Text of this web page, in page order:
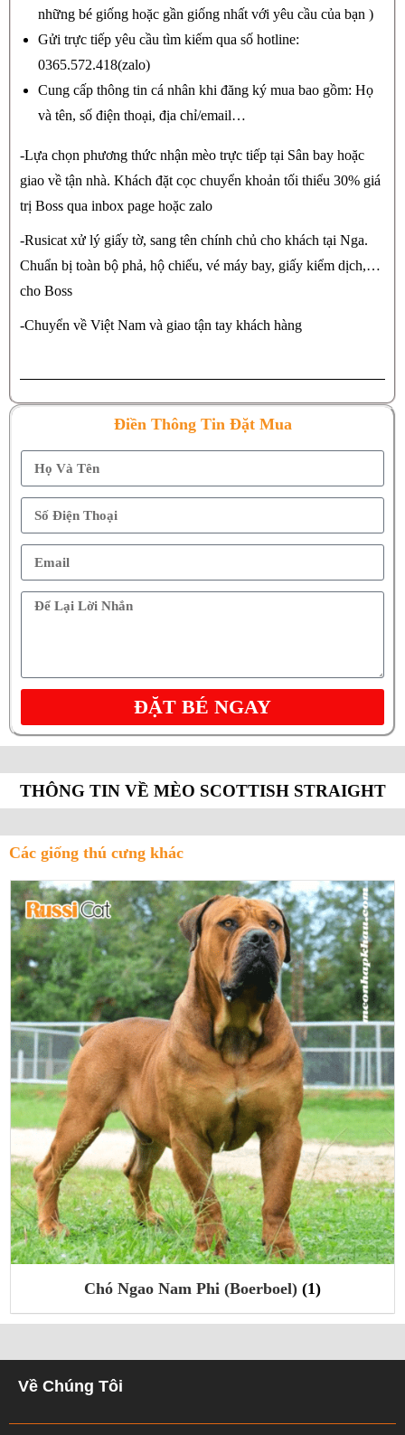
những bé giống hoặc gần giống nhất với yêu cầu của bạn )
Gửi trực tiếp yêu cầu tìm kiếm qua số hotline:
0365.572.418(zalo)
Cung cấp thông tin cá nhân khi đăng ký mua bao gồm: Họ
và tên, số điện thoại, địa chỉ/email…
-Lựa chọn phương thức nhận mèo trực tiếp tại Sân bay hoặc
giao về tận nhà. Khách đặt cọc chuyển khoản tối thiểu 30% giá
trị Boss qua inbox page hoặc zalo
-Rusicat xử lý giấy tờ, sang tên chính chủ cho khách tại Nga.
Chuẩn bị toàn bộ phả, hộ chiếu, vé máy bay, giấy kiểm dịch,…
cho Boss
-Chuyển về Việt Nam và giao tận tay khách hàng
Điền Thông Tin Đặt Mua
ĐẶT BÉ NGAY
THÔNG TIN VỀ MÈO SCOTTISH STRAIGHT
Các giống thú cưng khác
Chó Mới Nhất(86)
Về Chúng Tôi